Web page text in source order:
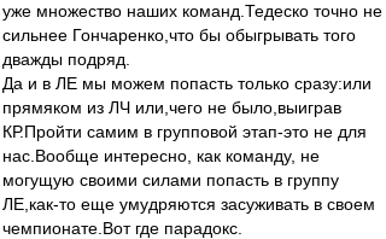
уже множество наших команд.Тедеско точно не
сильнее Гончаренко,что бы обыгрывать того
дважды подряд.
Да и в ЛЕ мы можем попасть только сразу:или
прямяком из ЛЧ или,чего не было,выиграв
КР.Пройти самим в групповой этап-это не для
нас.Вообще интересно, как команду, не
могущую своими силами попасть в группу
ЛЕ,как-то еще умудряются засуживать в своем
чемпионате.Вот где парадокс.